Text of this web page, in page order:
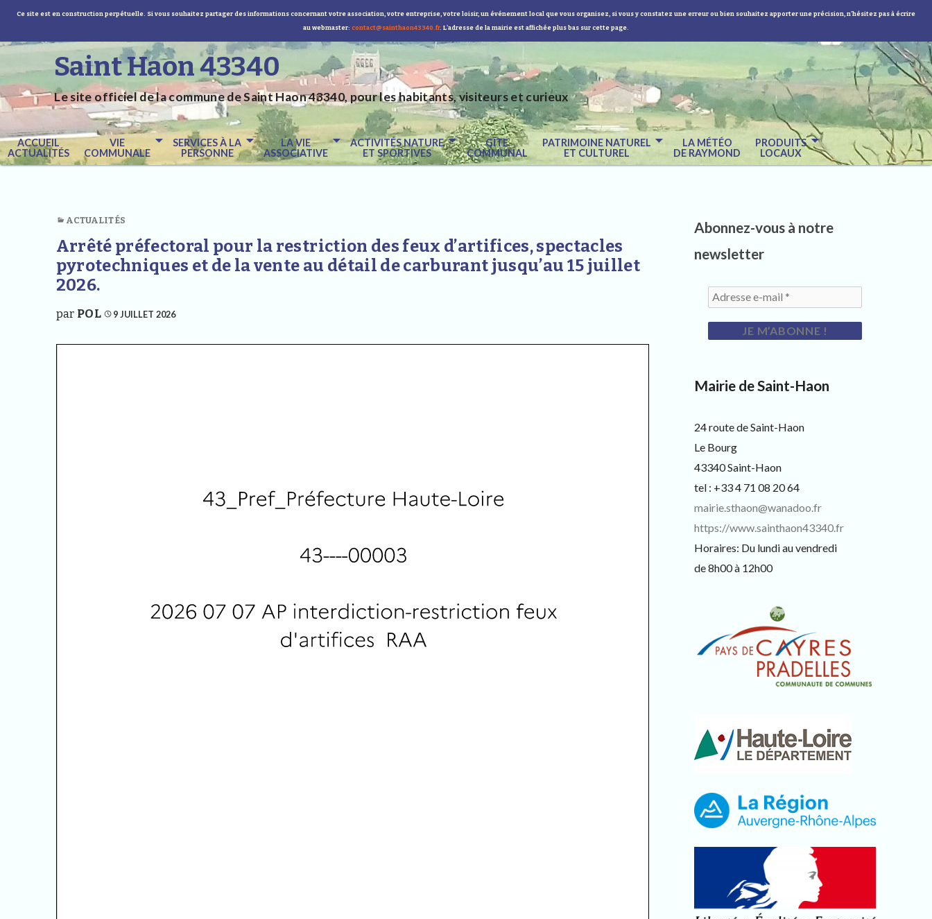
Ce site est en construction perpétuelle. Si vous souhaitez partager des informations concernant votre association, votre entreprise, votre loisir, un événement local que vous organisez, si vous y constatez une erreur ou bien souhaitez apporter une précision, n'hésitez pas à écrire
au webmaster: contact@sainthaon43340.fr. L'adresse de la mairie est affichée plus bas sur cette page.
Saint Haon 43340
Le site officiel de la commune de Saint Haon 43340, pour les habitants, visiteurs et curieux
ACCUEIL
ACTUALITÉS
VIE
COMMUNALE
SERVICES À LA
PERSONNE
LA VIE
ASSOCIATIVE
ACTIVITÉS NATURE
ET SPORTIVES
GÎTE
COMMUNAL
PATRIMOINE NATUREL
ET CULTUREL
LA MÉTÉO
DE RAYMOND
PRODUITS
LOCAUX
ACTUALITÉS
Arrêté préfectoral pour la restriction des feux d’artifices, spectacles
pyrotechniques et de la vente au détail de carburant jusqu’au 15 juillet
2026.
par POL 9 JUILLET 2026
Abonnez-vous à notre
newsletter
Mairie de Saint-Haon
24 route de Saint-Haon
Le Bourg
43340 Saint-Haon
tel : +33 4 71 08 20 64
mairie.sthaon@wanadoo.fr
https://www.sainthaon43340.fr
Horaires: Du lundi au vendredi
de 8h00 à 12h00